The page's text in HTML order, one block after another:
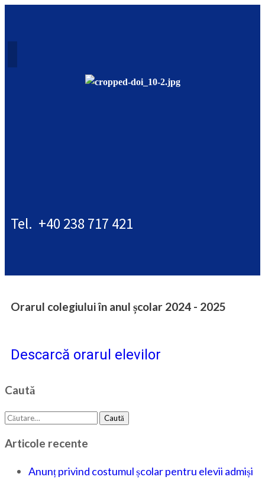
Tel. +40 238 717 421
Orarul colegiului în anul școlar 2024 - 2025
Descarcă orarul elevilor
Caută
Caută
Articole recente
Anunț privind costumul școlar pentru elevii admiși